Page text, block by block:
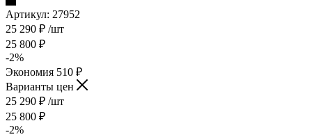
Артикул: 27952
25 290 ₽ /шт
25 800 ₽
-2%
Экономия 510 ₽
Варианты цен
25 290 ₽ /шт
25 800 ₽
-2%